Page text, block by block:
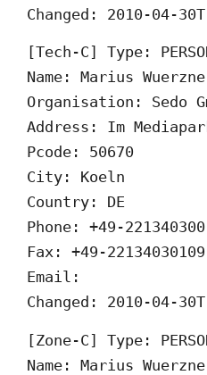
Changed: 2010-04-
[Tech-C] Type:
Name: Marius
Organisation: Sedo
Address: Im
Pcode: 50670
City: Koeln
Country: DE
Phone: +49-221340300
Fax: +49-22134030109
Email:
Changed: 2010-04-
[Zone-C] Type:
Name: Marius